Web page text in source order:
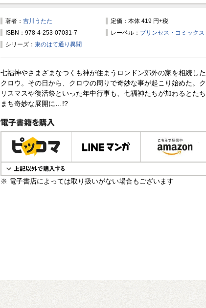
著者： 吉川うたた
定価：本体 419 円+税
ISBN：978-4-253-07031-7
レーベル： プリンセス・コミックス
シリーズ： 東のはて通り異聞
七福神やさまざまなつくも神が住まうロンドン郊外の家を相続した
クロウ。その日から、クロウの周りで奇妙な事が起こり始めた。ク
リスマスや復活祭といった年中行事も、七福神たちが加わるとたち
まち奇妙な展開に…!?
電子書籍で購入
※ 電子書店によっては取り扱いがない場合もございます